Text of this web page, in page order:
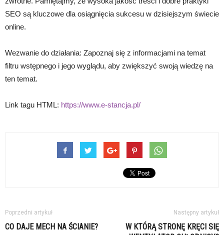
SEO są kluczowe dla osiągnięcia sukcesu w dzisiejszym świecie
online.
Wezwanie do działania: Zapoznaj się z informacjami na temat
filtru wstępnego i jego wyglądu, aby zwiększyć swoją wiedzę na
ten temat.
Link tagu HTML: https://www.e-stancja.pl/
Poprzedni artykuł
CO DAJE MECH NA ŚCIANIE?
Następny artykuł
W KTÓRĄ STRONĘ KRĘCI SIĘ